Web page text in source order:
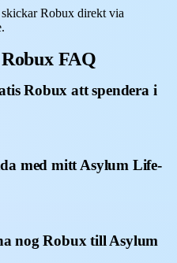
Robux direkt via
FAQ
Robux att spendera i
med mitt Asylum Life-
nog Robux till Asylum